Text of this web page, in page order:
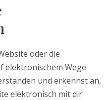
oder die
elektronischem Wege
und erkennst an,
elektronisch mit dir